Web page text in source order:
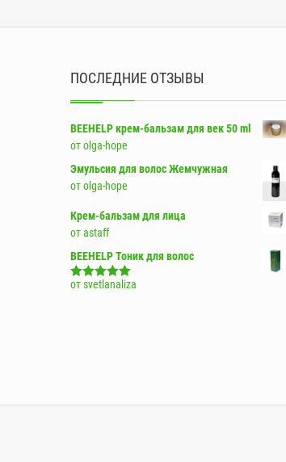
ПОСЛЕДНИЕ ОТЗЫВЫ
BEEHELP крем-бальзам для век 50 ml
от olga-hope
Эмульсия для волос Жемчужная
от olga-hope
Крем-бальзам для лица
от astaff
BEEHELP Тоник для волос
Оценка5из
от svetlanaliza